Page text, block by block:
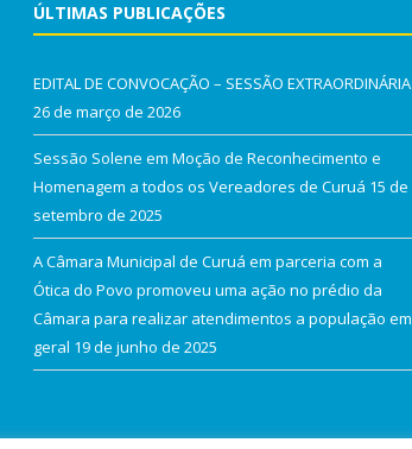
ÚLTIMAS PUBLICAÇÕES
EDITAL DE CONVOCAÇÃO – SESSÃO EXTRAORDINÁRIA
26 de março de 2026
Sessão Solene em Moção de Reconhecimento e
Homenagem a todos os Vereadores de Curuá 15 de
setembro de 2025
A Câmara Municipal de Curuá em parceria com a
Ótica do Povo promoveu uma ação no prédio da
Câmara para realizar atendimentos a população em
geral 19 de junho de 2025